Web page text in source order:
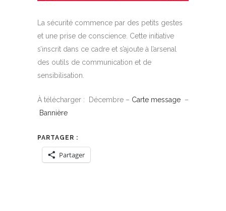
La sécurité commence par des petits gestes
et une prise de conscience. Cette initiative
s’inscrit dans ce cadre et s’ajoute à l’arsenal
des outils de communication et de
sensibilisation.
À télécharger : Décembre – Carte message –
Bannière
PARTAGER :
Partager